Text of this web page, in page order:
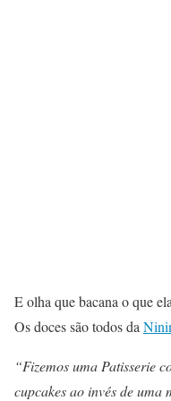
E olha que bacana o que
Os doces são todos da
“Fizemos uma Patisserie
cupcakes ao invés de uma